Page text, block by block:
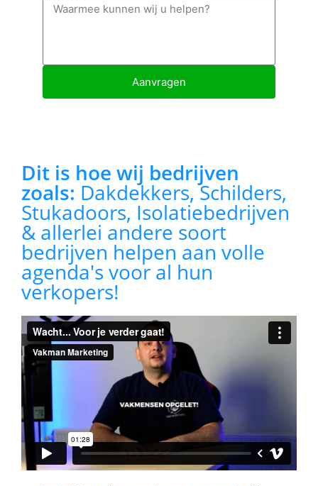
Dit is hoe wij bedrijven
zoals: Dakdekkers, Schilders,
Stukadoors, Isolatiebedrijven
& allerlei andere soort
bedrijven helpen aan volle
agenda's voor al hun
verkopers!
Aanvragen